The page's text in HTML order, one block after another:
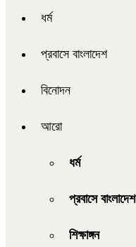
ধর্ম
প্রবাসে বাংলাদেশ
বিনোদন
আরো
ধর্ম
প্রবাসে বাংলাদেশ
শিক্ষাঙ্গন